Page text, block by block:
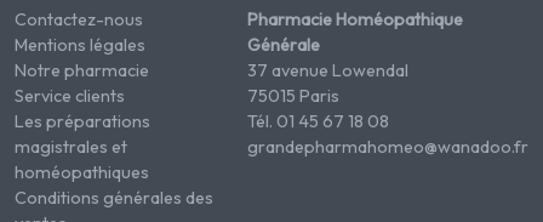
Contactez-nous
Mentions légales
Notre pharmacie
Service clients
Les préparations
magistrales et
homéopathiques
Conditions générales des
Pharmacie Homéopathique
Générale
37 avenue Lowendal
75015 Paris
Tél. 01 45 67 18 08
grandepharmahomeo@wanadoo.fr